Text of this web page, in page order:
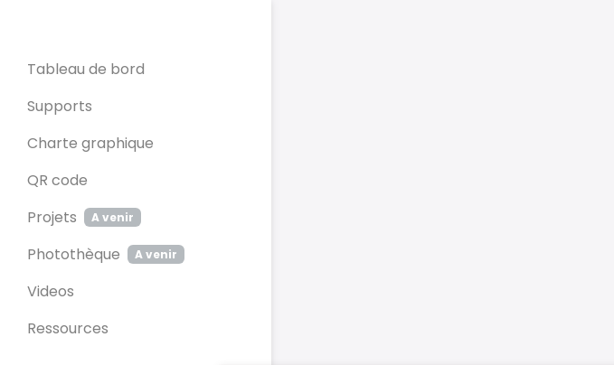
Tableau de bord
Supports
Charte graphique
QR code
Projets
A venir
Photothèque A venir
Videos
Ressources